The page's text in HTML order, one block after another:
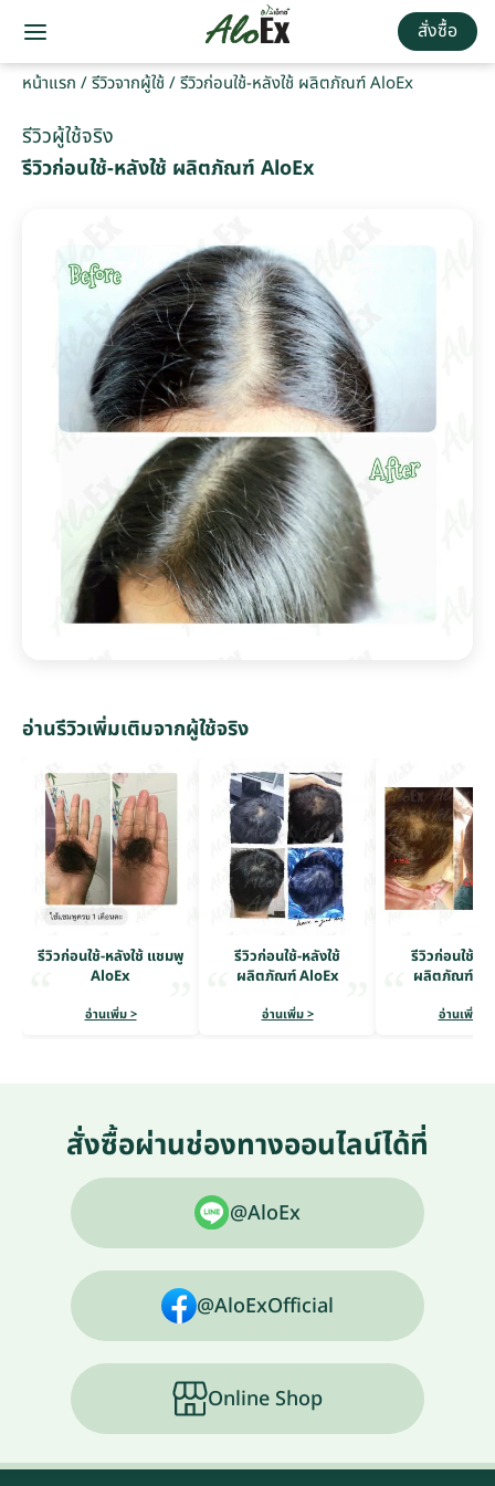
สั่งซื้อ
หน้าแรก /รีวิวจากผู้ใช้ /รีวิวก่อนใช้-หลังใช้ ผลิตภัณฑ์ AloEx
รีวิวผู้ใช้จริง
รีวิวก่อนใช้-หลังใช้ ผลิตภัณฑ์ AloEx
อ่านรีวิวเพิ่มเติมจากผู้ใช้จริง
รีวิวก่อนใช้-หลังใช้ แชมพู
AloEx
อ่านเพิ่ม >
รีวิวก่อนใช้-หลังใช้
ผลิตภัณฑ์ AloEx
อ่านเพิ่ม >
รีวิวก่อนใช้-ห
ผลิตภัณฑ์
อ่านเพิ่ม >
สั่งซื้อผ่านช่องทางออนไลน์ได้ที่
@AloEx
@AloExOfficial
Online Shop